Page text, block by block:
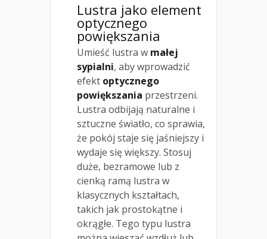
Lustra jako element
optycznego
powiększania
Umieść lustra w małej
sypialni, aby wprowadzić
efekt optycznego
powiększania przestrzeni.
Lustra odbijają naturalne i
sztuczne światło, co sprawia,
że pokój staje się jaśniejszy i
wydaje się większy. Stosuj
duże, bezramowe lub z
cienką ramą lustra w
klasycznych kształtach,
takich jak prostokątne i
okrągłe. Tego typu lustra